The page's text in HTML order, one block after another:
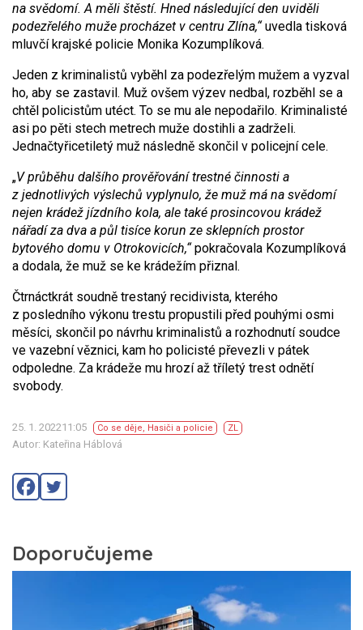
na svědomí. A měli štěstí. Hned následující den uviděli
podezřelého muže procházet v centru Zlína,“uvedla tisková
mluvčí krajské policie Monika Kozumplíková.
Jeden z kriminalistů vyběhl za podezřelým mužem a vyzval
ho, aby se zastavil. Muž ovšem výzev nedbal, rozběhl se a
chtěl policistům utéct. To se mu ale nepodařilo. Kriminalisté
asi po pěti stech metrech muže dostihli a zadrželi.
Jednačtyřicetiletý muž následně skončil v policejní cele.
„V průběhu dalšího prověřování trestné činnosti a
z jednotlivých výslechů vyplynulo, že muž má na svědomí
nejen krádež jízdního kola, ale také prosincovou krádež
nářadí za dva a půl tisíce korun ze sklepních prostor
bytového domu v Otrokovicích,“pokračovala Kozumplíková
a dodala, že muž se ke krádežím přiznal.
Čtrnáctkrát soudně trestaný recidivista, kterého
z posledního výkonu trestu propustili před pouhými osmi
měsíci, skončil po návrhu kriminalistů a rozhodnutí soudce
ve vazební věznici, kam ho policisté převezli v pátek
odpoledne. Za krádeže mu hrozí až tříletý trest odnětí
svobody.
25. 1. 202211:05 Co se děje, Hasiči a policie ZL
Autor: Kateřina Háblová